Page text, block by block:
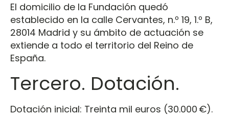
El domicilio de la Fundación quedó
establecido en la calle Cervantes, n.º 19, 1.º B,
28014 Madrid y su ámbito de actuación se
extiende a todo el territorio del Reino de
España.
Tercero. Dotación.
Dotación inicial: Treinta mil euros (30.000 €).